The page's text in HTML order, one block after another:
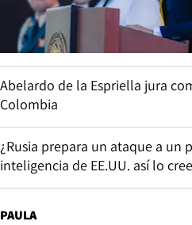
Abelardo de la Espriella jura
Colombia
¿Rusia prepara un ataque a un
inteligencia de EE.UU. así lo cree
PAULA